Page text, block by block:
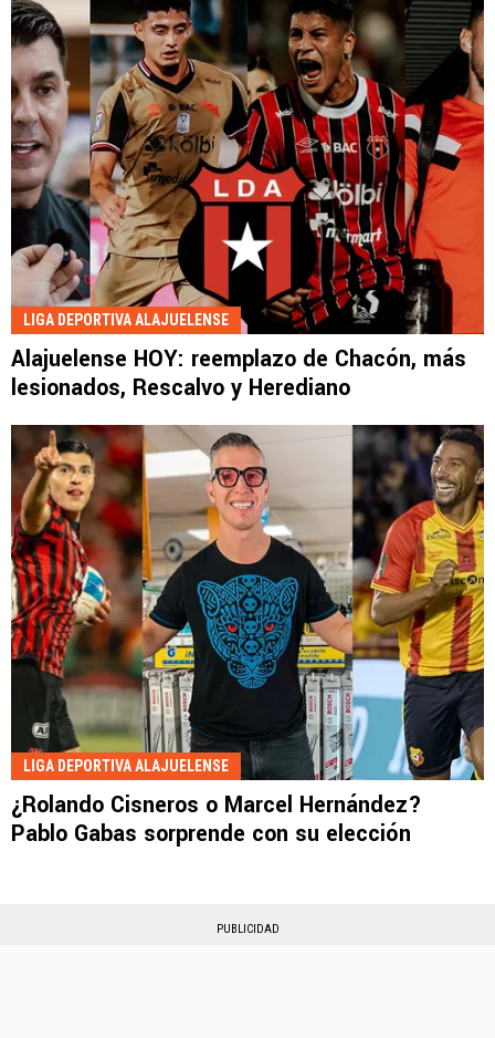
LIGA DEPORTIVA ALAJUELENSE
Alajuelense HOY: reemplazo de Chacón, más
lesionados, Rescalvo y Herediano
LIGA DEPORTIVA ALAJUELENSE
¿Rolando Cisneros o Marcel Hernández?
Pablo Gabas sorprende con su elección
PUBLICIDAD